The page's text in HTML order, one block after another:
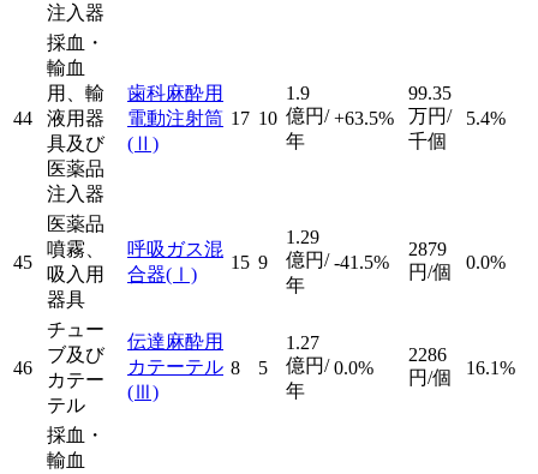
注入器
44
採血・
輸血
用、輸
液用器
具及び
医薬品
注入器
歯科麻酔用
電動注射筒
(Ⅱ)
17 10
1.9
億円/
年
+63.5%
99.35
万円/
千個
5.4%
45
医薬品
噴霧、
吸入用
器具
呼吸ガス混
合器(Ⅰ)
15 9
1.29
億円/
年
-41.5%
2879
円/個
0.0%
46
チュー
ブ及び
カテー
テル
伝達麻酔用
カテーテル
(Ⅲ)
8 5
1.27
億円/
年
0.0%
2286
円/個
16.1%
採血・
輸血